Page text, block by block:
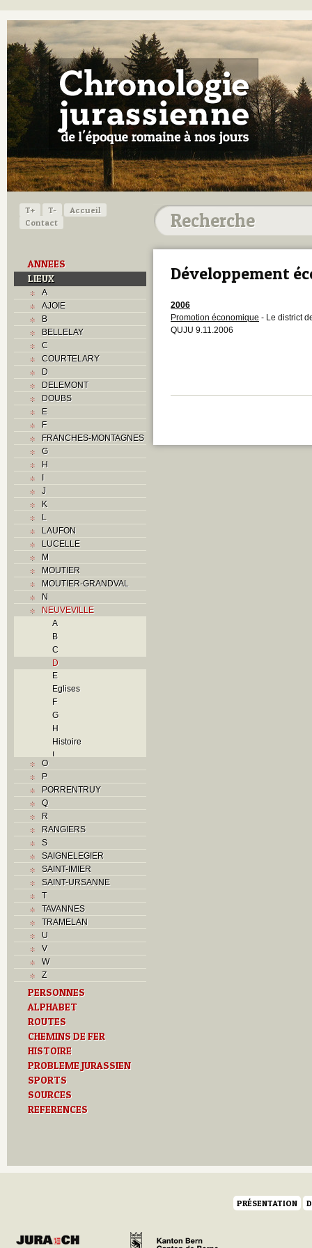
T+ T-
Accueil
Contact
ANNEES
LIEUX
A
AJOIE
B
BELLELAY
C
COURTELARY
D
DELEMONT
DOUBS
E
F
FRANCHES-MONTAGNES
G
H
I
J
K
L
LAUFON
LUCELLE
M
MOUTIER
MOUTIER-GRANDVAL
N
NEUVEVILLE
A
B
C
D
E
Eglises
F
G
H
Histoire
I
M
O
Problème jurassien
R
S
T
Textes
O
P
PORRENTRUY
Q
R
RANGIERS
S
SAIGNELEGIER
SAINT-IMIER
SAINT-URSANNE
T
TAVANNES
TRAMELAN
U
V
W
Z
PERSONNES
ALPHABET
ROUTES
CHEMINS DE FER
HISTOIRE
PROBLEME JURASSIEN
SPORTS
SOURCES
REFERENCES
Développement
2006
Promotion économique - Le district
QUJU 9.11.2006
PRÉSENTATION